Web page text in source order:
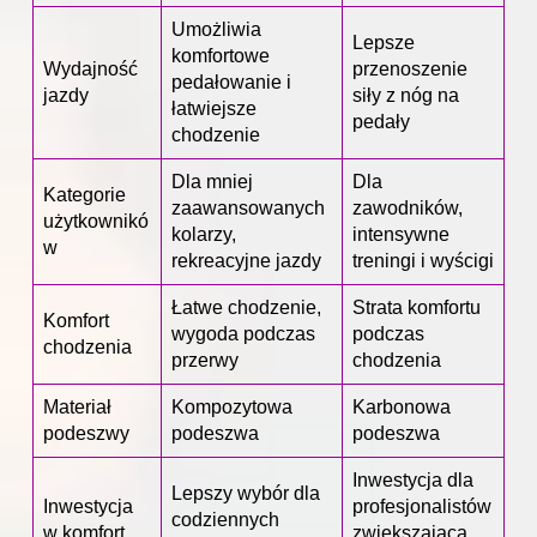
Wydajność
jazdy
Umożliwia
komfortowe
pedałowanie i
łatwiejsze
chodzenie
Lepsze
przenoszenie
siły z nóg na
pedały
Kategorie
użytkownikó
w
Dla mniej
zaawansowanych
kolarzy,
rekreacyjne jazdy
Dla
zawodników,
intensywne
treningi i wyścigi
Komfort
chodzenia
Łatwe chodzenie,
wygoda podczas
przerwy
Strata komfortu
podczas
chodzenia
Materiał
podeszwy
Kompozytowa
podeszwa
Karbonowa
podeszwa
Inwestycja
w komfort
Lepszy wybór dla
codziennych
Inwestycja dla
profesjonalistów
zwiększająca